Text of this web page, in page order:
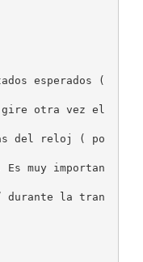
esperados (
otra vez el
del reloj ( po
muy importan
durante la tran